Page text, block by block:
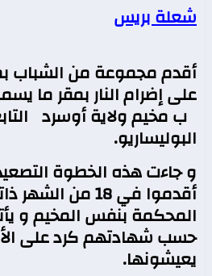
شعلة بريس
أقدم مجموعة من الشباب
على إضرام النار بمقر ما
ب مخيم ولاية أوسرد
البوليساريو.
و جاءت هذه الخطوة
أقدموا في 18 من
المحكمة بنفس المخيم و
حسب شهادتهم كرد على
يعيشونها.